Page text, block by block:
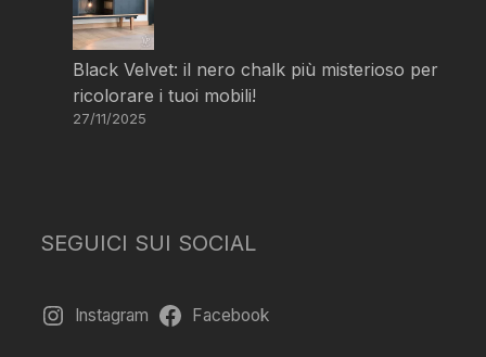
Black Velvet: il nero chalk più misterioso per
ricolorare i tuoi mobili!
27/11/2025
SEGUICI SUI SOCIAL
Instagram Facebook